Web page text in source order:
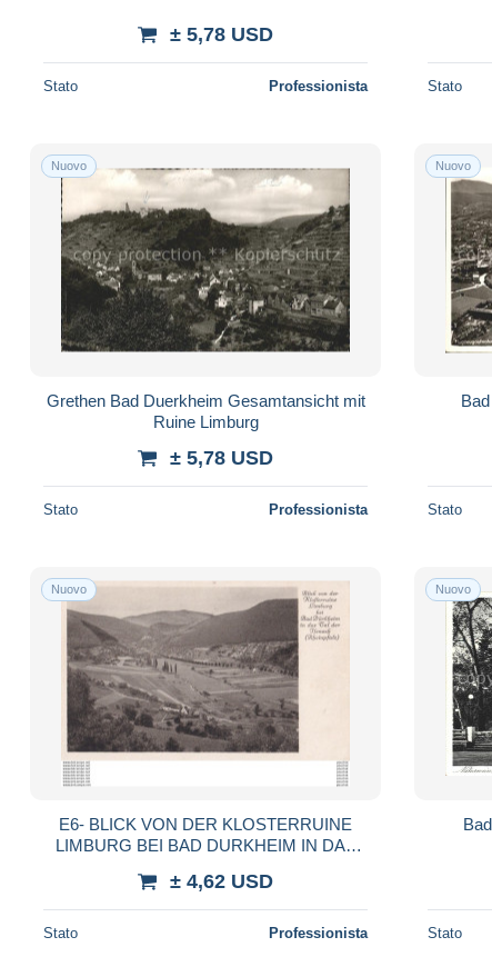
± 5,78 USD
Stato Professionista Stato
Nuovo
Grethen Bad Duerkheim Gesamtansicht mit
Ruine Limburg
± 5,78 USD
Stato Professionista
Nuovo
Stato
Nuovo
E6- BLICK VON DER KLOSTERRUINE
LIMBURG BEI BAD DURKHEIM IN DAS
± 4,62 USD
Stato Professionista
Nuovo
Stato